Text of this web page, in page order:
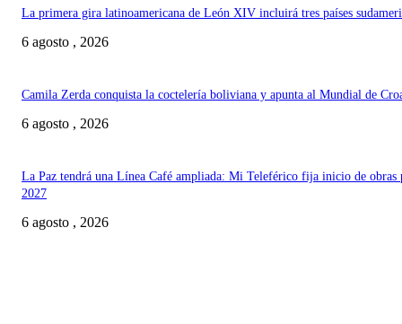
La primera gira latinoamericana de León XIV incluirá tres países
6 agosto , 2026
Camila Zerda conquista la coctelería boliviana y apunta al Mundial de
6 agosto , 2026
La Paz tendrá una Línea Café ampliada: Mi Teleférico fija inicio de obras
2027
6 agosto , 2026